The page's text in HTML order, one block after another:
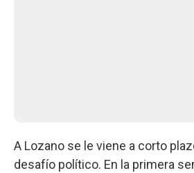
A Lozano se le viene a corto
desafío político. En la primera